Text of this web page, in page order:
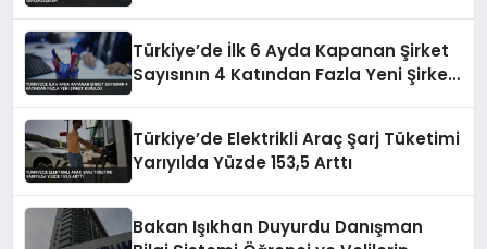
Türkiye’de İlk 6 Ayda Kapanan Şirket
Sayısının 4 Katından Fazla Yeni Şirket
Türkiye’de Elektrikli Araç Şarj Tüketimi
Yarıyılda Yüzde 153,5 Arttı
Bakan Işıkhan Duyurdu Danışman